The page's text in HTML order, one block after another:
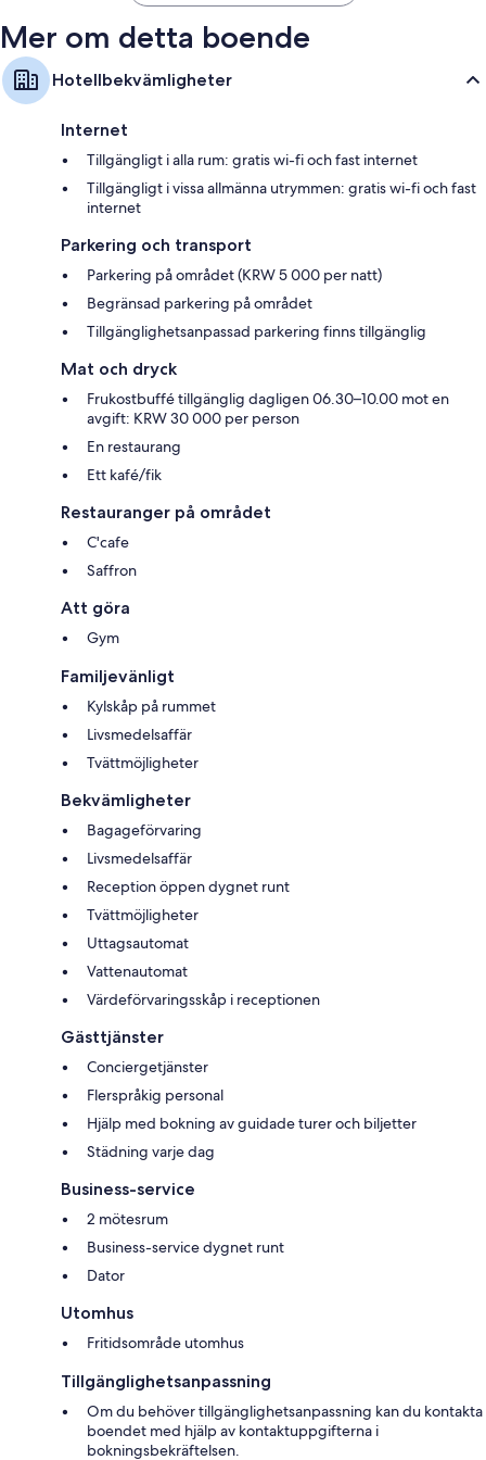
Mer om detta boende
Hotellbekvämligheter
Internet
Tillgängligt i alla rum: gratis wi-fi och fast internet
Tillgängligt i vissa allmänna utrymmen: gratis wi-fi och fast
internet
Parkering och transport
Parkering på området (KRW 5 000 per natt)
Begränsad parkering på området
Tillgänglighetsanpassad parkering finns tillgänglig
Mat och dryck
Frukostbuffé tillgänglig dagligen 06.30–10.00 mot en
avgift: KRW 30 000 per person
En restaurang
Ett kafé/fik
Restauranger på området
C'cafe
Saffron
Att göra
Gym
Familjevänligt
Kylskåp på rummet
Livsmedelsaffär
Tvättmöjligheter
Bekvämligheter
Bagageförvaring
Livsmedelsaffär
Reception öppen dygnet runt
Tvättmöjligheter
Uttagsautomat
Vattenautomat
Värdeförvaringsskåp i receptionen
Gästtjänster
Conciergetjänster
Flerspråkig personal
Hjälp med bokning av guidade turer och biljetter
Städning varje dag
Business-service
2 mötesrum
Business-service dygnet runt
Dator
Utomhus
Fritidsområde utomhus
Tillgänglighetsanpassning
Om du behöver tillgänglighetsanpassning kan du kontakta
boendet med hjälp av kontaktuppgifterna i
bokningsbekräftelsen.